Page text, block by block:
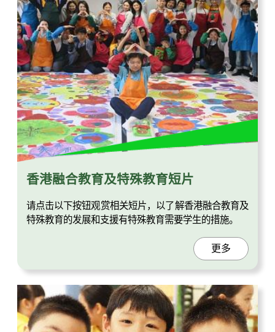
香港融合教育及特殊教育短片
请点击以下按钮观赏相关短片，以了解香港融合教育及
特殊教育的发展和支援有特殊教育需要学生的措施。
更多